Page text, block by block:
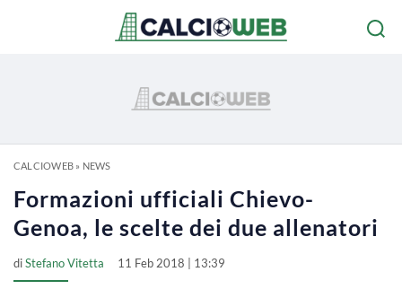
CALCIOWEB» NEWS
Formazioni ufficiali Chievo-
Genoa, le scelte dei due allenatori
diStefano Vitetta 11 Feb 2018 | 13:39